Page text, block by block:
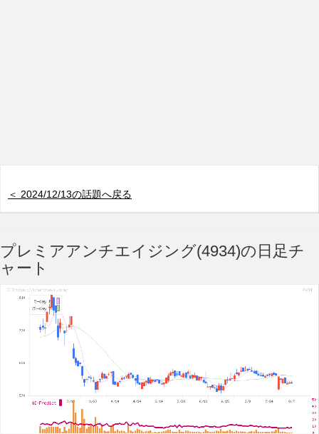
＜ 2024/12/13の話題へ戻る
プレミアアンチエイジング(4934)の日足チ
ャート